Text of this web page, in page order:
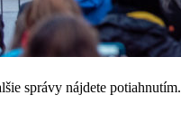
správy nájdete potiahnutím.